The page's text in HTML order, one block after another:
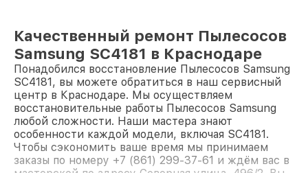
Качественный ремонт Пылесосов
Samsung SC4181 в Краснодаре
Понадобился восстановление Пылесосов Samsung
SC4181, вы можете обратиться в наш сервисный
центр в Краснодаре. Мы осуществляем
восстановительные работы Пылесосов Samsung
любой сложности. Наши мастера знают
особенности каждой модели, включая SC4181.
Чтобы сэкономить ваше время мы принимаем
заказы по номеру +7 (861) 299-37-61 и ждём вас в